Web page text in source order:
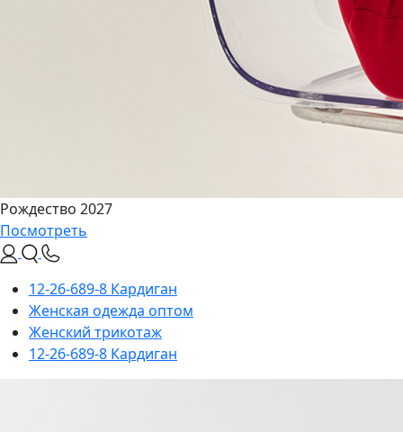
Рождество 2027
Посмотреть
12-26-689-8 Кардиган
Женская одежда оптом
Женский трикотаж
12-26-689-8 Кардиган